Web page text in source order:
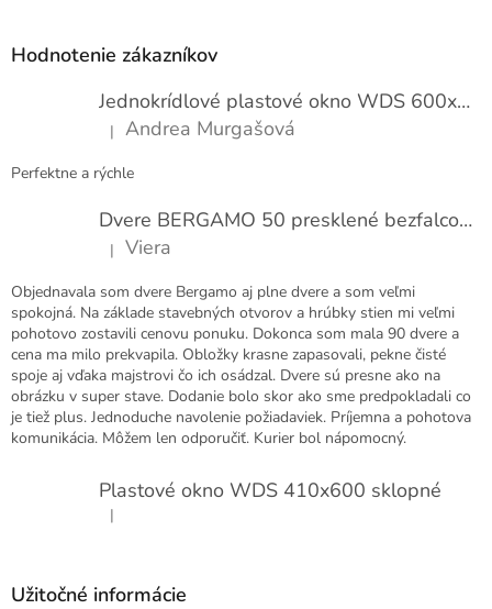
Hodnotenie zákazníkov
Jednokrídlové plastové okno WDS 600x1000
Hodnotenie produktu je 5 z 5 hviezdičiek.
| Andrea Murgašová
Perfektne a rýchle
Dvere BERGAMO 50 presklené bezfalcové EXTRA
Hodnotenie produktu je 5 z 5 hviezdičiek.
| Viera
Objednavala som dvere Bergamo aj plne dvere a som veľmi
spokojná. Na základe stavebných otvorov a hrúbky stien mi veľmi
pohotovo zostavili cenovu ponuku. Dokonca som mala 90 dvere a
cena ma milo prekvapila. Obložky krasne zapasovali, pekne čisté
spoje aj vďaka majstrovi čo ich osádzal. Dvere sú presne ako na
obrázku v super stave. Dodanie bolo skor ako sme predpokladali co
je tiež plus. Jednoduche navolenie požiadaviek. Príjemna a pohotova
komunikácia. Môžem len odporučiť. Kurier bol nápomocný.
Plastové okno WDS 410x600 sklopné
Hodnotenie produktu je 5 z 5 hviezdičiek.
|
Užitočné informácie